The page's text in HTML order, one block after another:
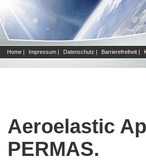
Home | Impressum | Datenschutz | Barrierefreiheit |
Aeroelastic
PERMAS.